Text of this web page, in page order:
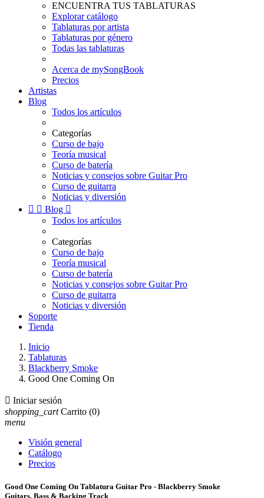
ENCUENTRA TUS TABLATURAS
Explorar catálogo
Tablaturas por artista
Tablaturas por género
Todas las tablaturas
Acerca de mySongBook
Precios
Artistas
Blog
Todos los artículos
Categorías
Curso de bajo
Teoría musical
Curso de batería
Noticias y consejos sobre Guitar Pro
Curso de guitarra
Noticias y diversión
  Blog 
Todos los artículos
Categorías
Curso de bajo
Teoría musical
Curso de batería
Noticias y consejos sobre Guitar Pro
Curso de guitarra
Noticias y diversión
Soporte
Tienda
Inicio
Tablaturas
Blackberry Smoke
Good One Coming On
 Iniciar sesión
shopping_cart Carrito (0)
menu
Visión general
Catálogo
Precios
Good One Coming On Tablatura Guitar Pro - Blackberry Smoke
Guitars, Bass & Backing Track